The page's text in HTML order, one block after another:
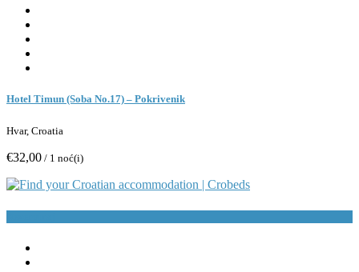
Hotel Timun (Soba No.17) – Pokrivenik
Hvar, Croatia
€32,00 / 1 noć(i)